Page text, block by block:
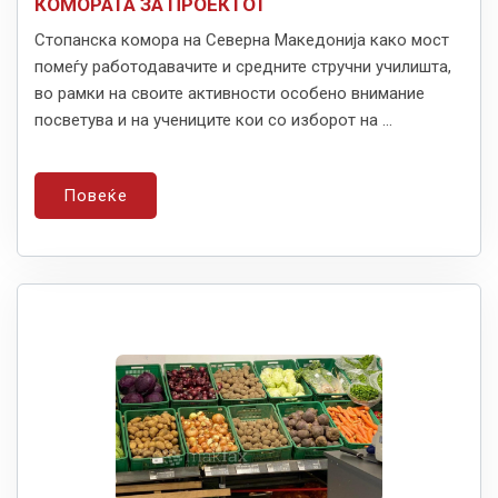
Стопанска комора на Северна Македонија како мост
помеѓу работодавачите и средните стручни училишта,
во рамки на своите активности особено внимание
посветува и на учениците кои со изборот на ...
Повеќе